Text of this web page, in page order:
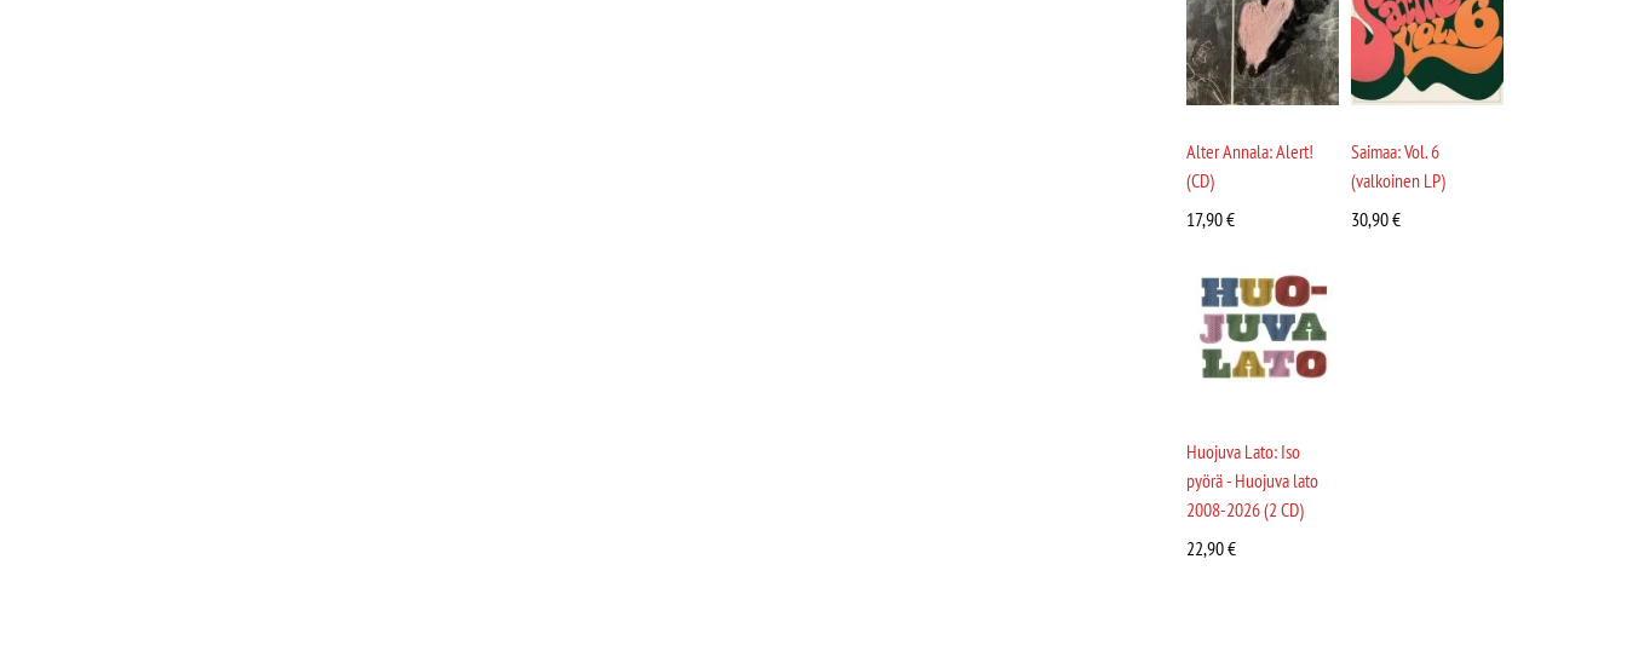
Alter Annala: Alert!
(CD)
17,90€
Saimaa: Vol. 6
(valkoinen LP)
30,90€
Huojuva Lato: Iso
pyörä - Huojuva lato
2008-2026 (2 CD)
22,90€